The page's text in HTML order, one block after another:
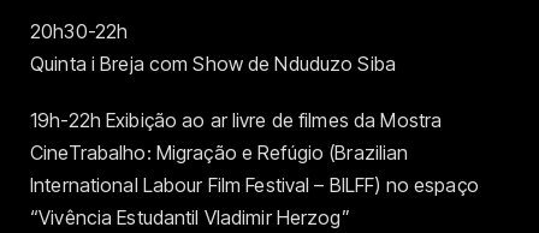
20h30-22h
Quinta i Breja com Show de Nduduzo Siba
19h-22h Exibição ao ar livre de filmes da Mostra
CineTrabalho: Migração e Refúgio (Brazilian
International Labour Film Festival – BILFF) no espaço
“Vivência Estudantil Vladimir Herzog”